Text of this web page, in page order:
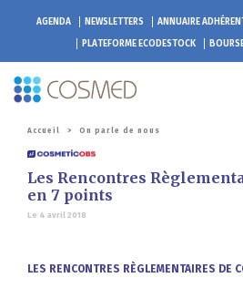
AGENDA NEWSLETTERS ANNUAIRE
PLATEFORME ECODESTOCK
Accueil > On parle de nous
Les Rencontres
en 7 points
Le 4 avril 2018
LES RENCONTRES RÈGLEMENTAIRES DE